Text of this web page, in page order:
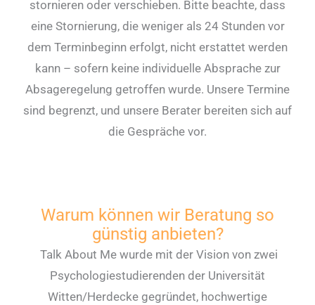
stornieren oder verschieben. Bitte beachte, dass
eine Stornierung, die weniger als 24 Stunden vor
dem Terminbeginn erfolgt, nicht erstattet werden
kann – sofern keine individuelle Absprache zur
Absageregelung getroffen wurde. Unsere Termine
sind begrenzt, und unsere Berater bereiten sich auf
die Gespräche vor.
Warum können wir Beratung so
günstig anbieten?
Talk About Me wurde mit der Vision von zwei
Psychologiestudierenden der Universität
Witten/Herdecke gegründet, hochwertige